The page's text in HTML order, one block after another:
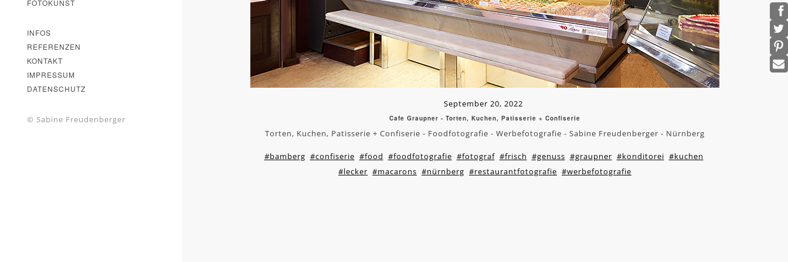
FOTOKUNST
INFOS
REFERENZEN
KONTAKT
IMPRESSUM
DATENSCHUTZ
© Sabine Freudenberger
September 20, 2022
Cafe Graupner - Torten, Kuchen, Patisserie + Confiserie
Torten, Kuchen, Patisserie + Confiserie - Foodfotografie - Werbefotografie - Sabine Freudenberger - Nürnberg
#bamberg #confiserie #food #foodfotografie #fotograf #frisch #genuss #graupner #konditorei #kuchen
#lecker #macarons #nürnberg #restaurantfotografie #werbefotografie